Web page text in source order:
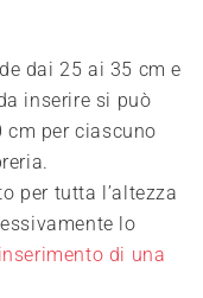
dai 25 ai 35 cm e
inserire si può
cm per ciascuno
per tutta l’altezza
lo
inserimento di una